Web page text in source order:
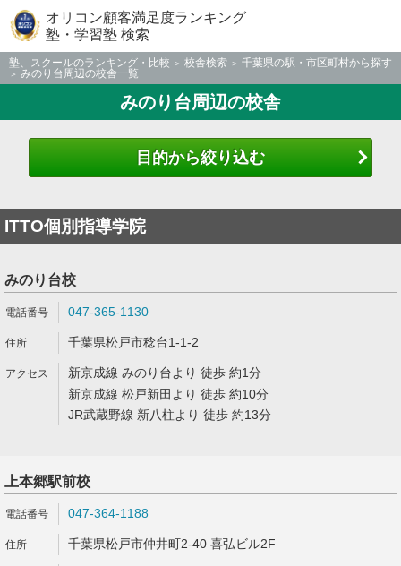
オリコン顧客満足度ランキング
塾・学習塾 検索
塾、スクールのランキング・比較 校舎検索
千葉県の駅・市区町村から探す
みのり台周辺の校舎一覧
みのり台周辺の校舎
目的から絞り込む
ITTO個別指導学院
みのり台校
047-365-1130
千葉県松戸市稔台1-1-2
新京成線 みのり台より 徒歩 約1分
新京成線 松戸新田より 徒歩 約10分
JR武蔵野線 新八柱より 徒歩 約13分
上本郷駅前校
047-364-1188
千葉県松戸市仲井町2-40 喜弘ビル2F